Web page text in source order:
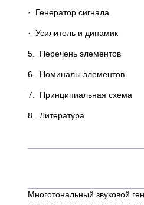
·
·
5.
6.
7.
8.
Многотональный звуковой